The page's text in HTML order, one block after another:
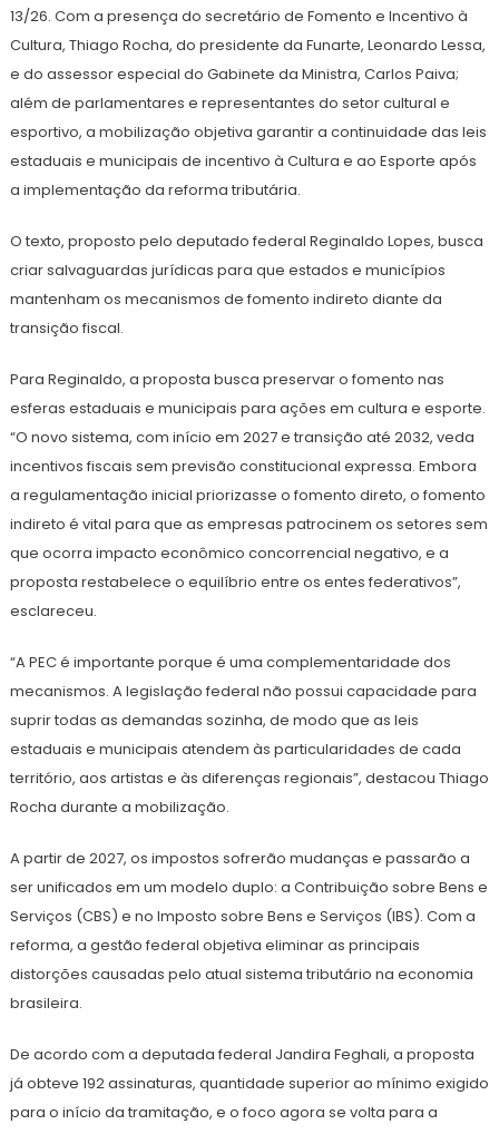
13/26. Com a presença do secretário de Fomento e Incentivo à
Cultura, Thiago Rocha, do presidente da Funarte, Leonardo Lessa,
e do assessor especial do Gabinete da Ministra, Carlos Paiva;
além de parlamentares e representantes do setor cultural e
esportivo, a mobilização objetiva garantir a continuidade das leis
estaduais e municipais de incentivo à Cultura e ao Esporte após
a implementação da reforma tributária.
O texto, proposto pelo deputado federal Reginaldo Lopes, busca
criar salvaguardas jurídicas para que estados e municípios
mantenham os mecanismos de fomento indireto diante da
transição fiscal.
Para Reginaldo, a proposta busca preservar o fomento nas
esferas estaduais e municipais para ações em cultura e esporte.
“O novo sistema, com início em 2027 e transição até 2032, veda
incentivos fiscais sem previsão constitucional expressa. Embora
a regulamentação inicial priorizasse o fomento direto, o fomento
indireto é vital para que as empresas patrocinem os setores sem
que ocorra impacto econômico concorrencial negativo, e a
proposta restabelece o equilíbrio entre os entes federativos”,
esclareceu.
“A PEC é importante porque é uma complementaridade dos
mecanismos. A legislação federal não possui capacidade para
suprir todas as demandas sozinha, de modo que as leis
estaduais e municipais atendem às particularidades de cada
território, aos artistas e às diferenças regionais”, destacou Thiago
Rocha durante a mobilização.
A partir de 2027, os impostos sofrerão mudanças e passarão a
ser unificados em um modelo duplo: a Contribuição sobre Bens e
Serviços (CBS) e no Imposto sobre Bens e Serviços (IBS). Com a
reforma, a gestão federal objetiva eliminar as principais
distorções causadas pelo atual sistema tributário na economia
brasileira.
De acordo com a deputada federal Jandira Feghali, a proposta
já obteve 192 assinaturas, quantidade superior ao mínimo exigido
para o início da tramitação, e o foco agora se volta para a